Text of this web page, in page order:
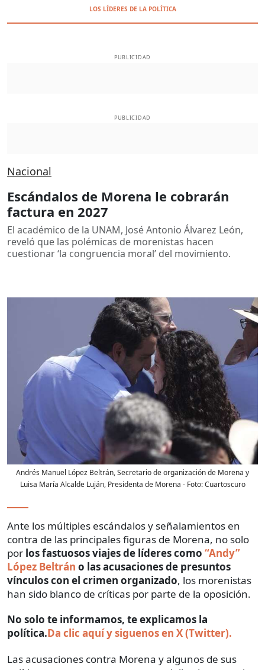
LOS LÍDERES DE LA POLÍTICA
PUBLICIDAD
PUBLICIDAD
Nacional
Escándalos de Morena le cobrarán
factura en 2027
El académico de la UNAM, José Antonio Álvarez León,
reveló que las polémicas de morenistas hacen
cuestionar ‘la congruencia moral’ del movimiento.
Andrés Manuel López Beltrán, Secretario de organización de Morena y
Luisa María Alcalde Luján, Presidenta de Morena - Foto:Cuartoscuro
Ante los múltiples escándalos y señalamientos en
contra de las principales figuras de Morena, no solo
por los fastuosos viajes de líderes como “Andy”
López Beltrán o las acusaciones de presuntos
vínculos con el crimen organizado, los morenistas
han sido blanco de críticas por parte de la oposición.
No solo te informamos, te explicamos la
política.Da clic aquí y siguenos en X (Twitter).
Las acusaciones contra Morena y algunos de sus